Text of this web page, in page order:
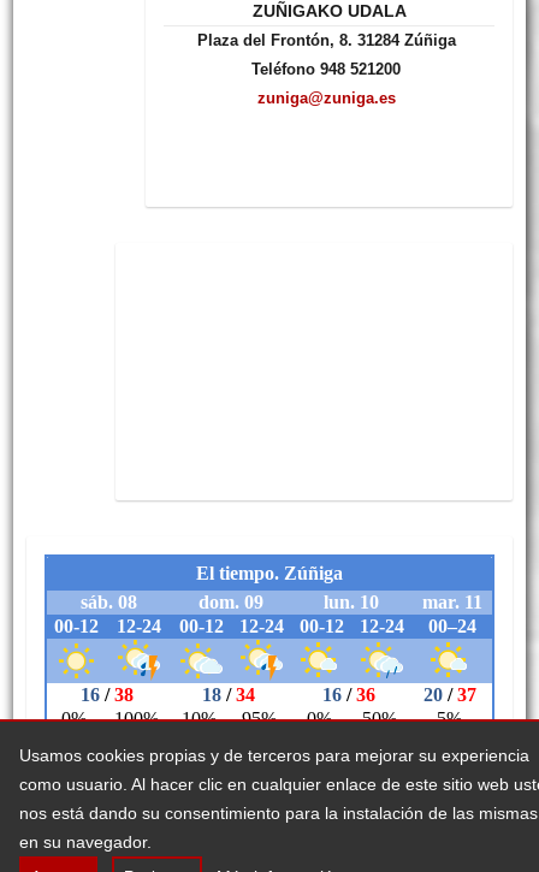
Usamos cookies propias y de terceros para mejorar su experiencia
como usuario. Al hacer clic en cualquier enlace de este sitio web
nos está dando su consentimiento para la instalación de las mismas
en su navegador.
ZUÑIGAKO UDALA
Plaza del Frontón, 8. 31284 Zúñiga
Teléfono 948 521200
zuniga@zuniga.es
Legezko abisua Erabilerreztasuna